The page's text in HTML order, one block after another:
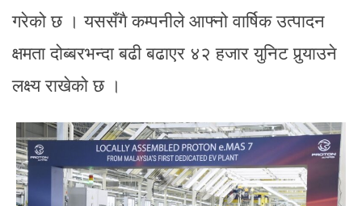
गरेको छ । यससँगै कम्पनीले आफ्नो वार्षिक उत्पादन
क्षमता दोब्बरभन्दा बढी बढाएर ४२ हजार युनिट पुर्‍याउने
लक्ष्य राखेको छ ।